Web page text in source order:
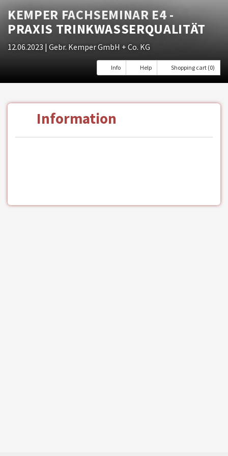
KEMPER FACHSEMINAR E4 -
PRAXIS TRINKWASSERQUALITÄT
12.06.2023 | Gebr. Kemper GmbH + Co. KG
Info Help Shopping cart (0)
Information